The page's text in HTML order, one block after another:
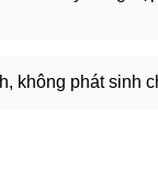
không phát sinh